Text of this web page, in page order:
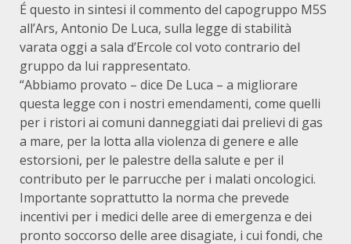
É questo in sintesi il commento del capogruppo M5S
all’Ars, Antonio De Luca, sulla legge di stabilità
varata oggi a sala d’Ercole col voto contrario del
gruppo da lui rappresentato.
“Abbiamo provato – dice De Luca – a migliorare
questa legge con i nostri emendamenti, come quelli
per i ristori ai comuni danneggiati dai prelievi di gas
a mare, per la lotta alla violenza di genere e alle
estorsioni, per le palestre della salute e per il
contributo per le parrucche per i malati oncologici.
Importante soprattutto la norma che prevede
incentivi per i medici delle aree di emergenza e dei
pronto soccorso delle aree disagiate, i cui fondi, che